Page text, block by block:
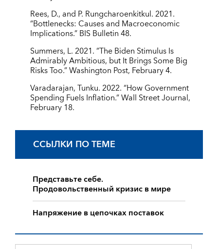
Rees, D., and P. Rungcharoenkitkul. 2021.
“Bottlenecks: Causes and Macroeconomic
Implications.” BIS Bulletin 48.
Summers, L. 2021. ”The Biden Stimulus Is
Admirably Ambitious, but It Brings Some Big
Risks Too.” Washington Post, February 4.
Varadarajan, Tunku. 2022. “How Government
Spending Fuels Inflation.” Wall Street Journal,
February 18.
ССЫЛКИ ПО ТЕМЕ
Представьте себе.
Продовольственный кризис в мире
Напряжение в цепочках поставок